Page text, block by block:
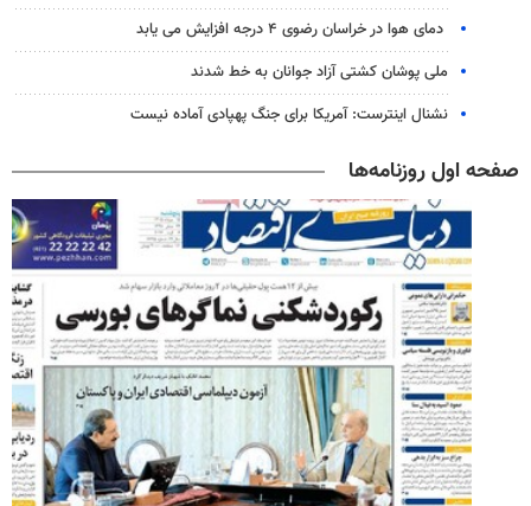
دمای هوا در خراسان رضوی ۴ درجه افزایش می یابد
ملی پوشان کشتی آزاد جوانان به خط شدند
نشنال اینترست: آمریکا برای جنگ پهپادی آماده نیست
صفحه اول روزنامه‌ها